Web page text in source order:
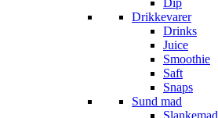
Dip
Drikkevarer
Drinks
Juice
Smoothie
Saft
Snaps
Sund mad
Slankemad